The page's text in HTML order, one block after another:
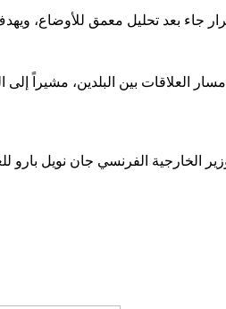
العلاقات بين البلدين، مشيراً إلى